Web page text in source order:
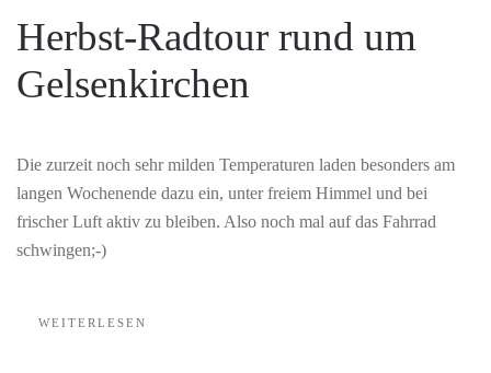
Herbst-Radtour rund um
Gelsenkirchen
Die zurzeit noch sehr milden Temperaturen laden besonders am
langen Wochenende dazu ein, unter freiem Himmel und bei
frischer Luft aktiv zu bleiben. Also noch mal auf das Fahrrad
schwingen;-)
WEITERLESEN